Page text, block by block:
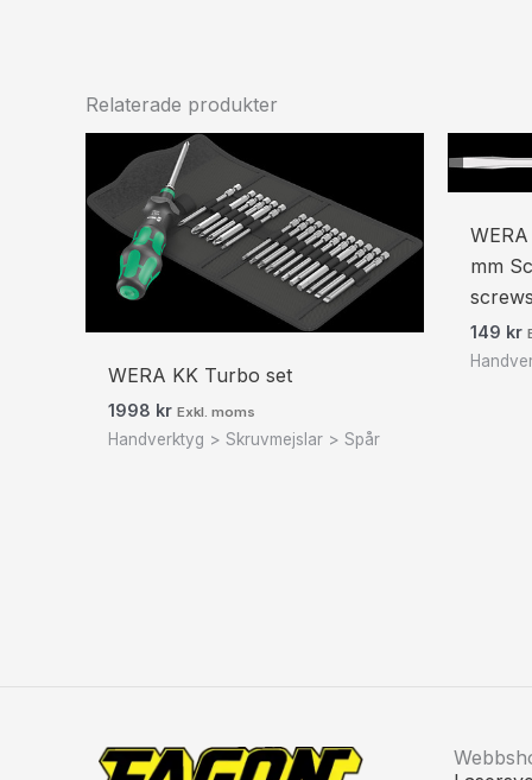
Relaterade produkter
WERA KK Turbo set
1998 kr Exkl. moms
Handverktyg > Skruvmejslar > Spår
mm
149 kr